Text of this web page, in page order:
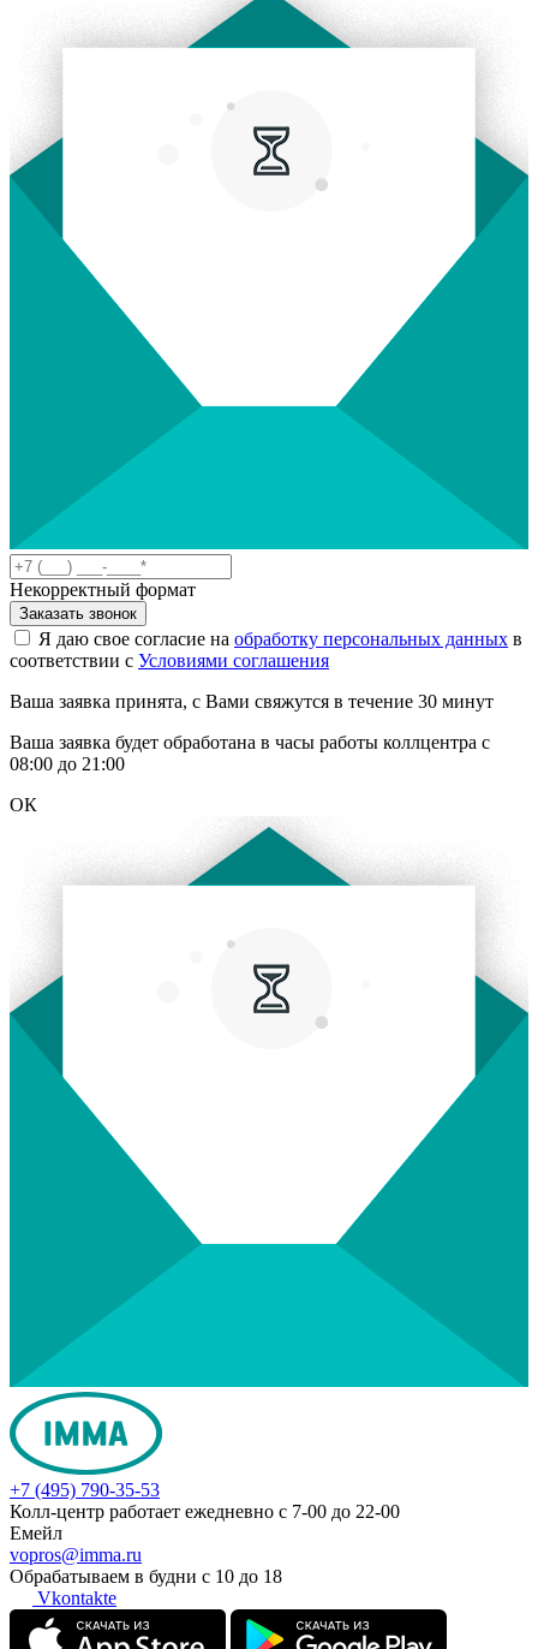
Некорректный формат
Заказать звонок
Я даю свое согласие на обработку персональных данных в
соответствии с Условиями соглашения
Ваша заявка принята, с Вами свяжутся в течение 30 минут
Ваша заявка будет обработана в часы работы коллцентра с
08:00 до 21:00
ОК
+7 (495) 790-35-53
Колл-центр работает ежедневно с 7-00 до 22-00
Емейл
vopros@imma.ru
Обрабатываем в будни с 10 до 18
Vkontakte